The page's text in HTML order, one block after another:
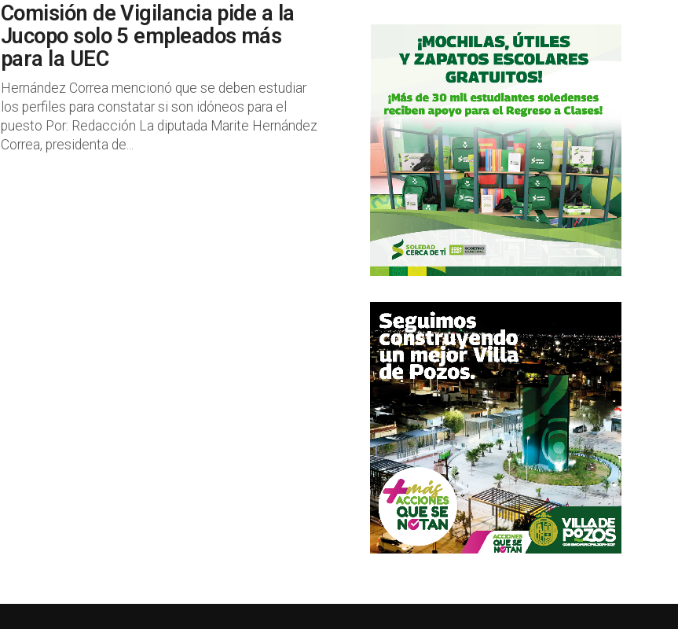
Comisión de Vigilancia pide a la
Jucopo solo 5 empleados más
para la UEC
Hernández Correa mencionó que se deben estudiar
los perfiles para constatar si son idóneos para el
puesto Por: Redacción La diputada Marite Hernández
Correa, presidenta de...